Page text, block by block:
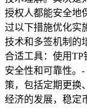
授权人都能安全地
过以下措施优化实
技术和多签机制的
合适工具：使用
安全性和可靠性。
策，包括定期更换
经济的发展，稳定